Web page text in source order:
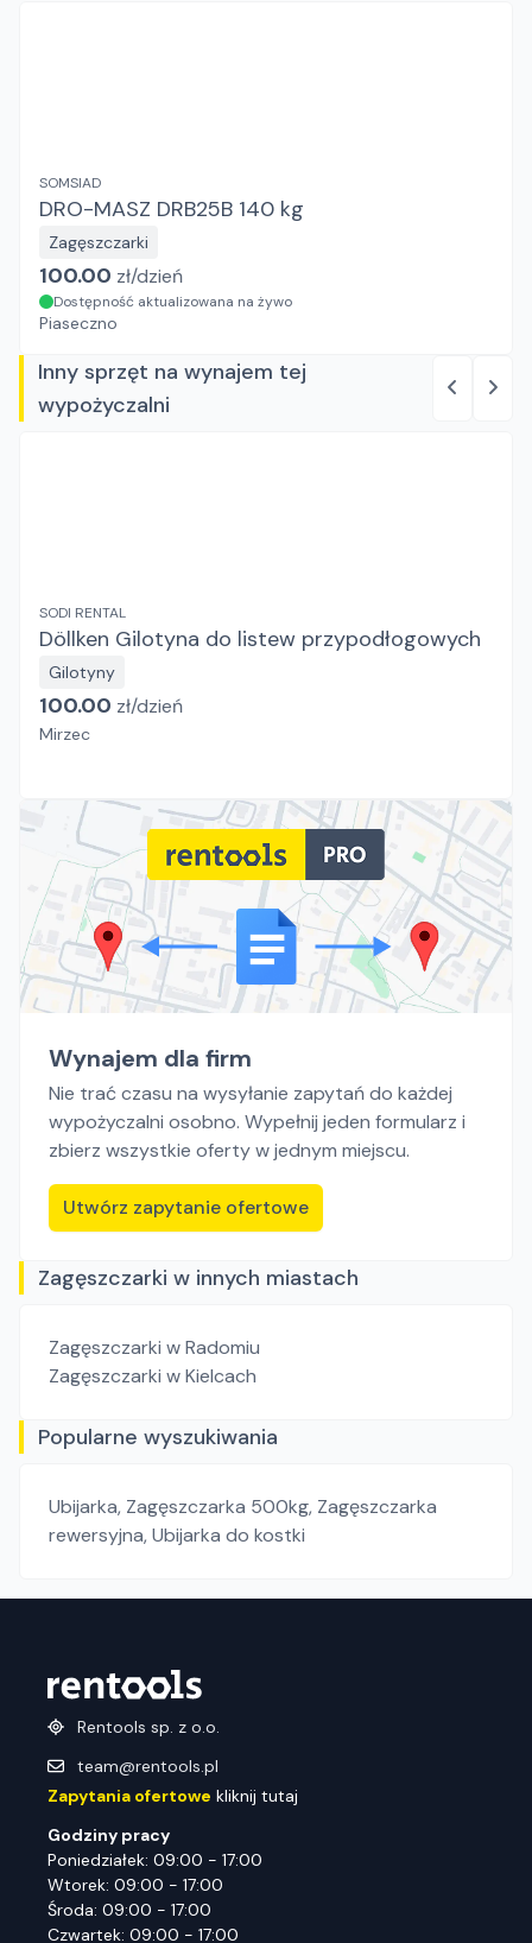
SOMSIAD
DRO-MASZ DRB25B 140 kg
Zagęszczarki
100.00 zł/dzień
Dostępność aktualizowana na żywo
Piaseczno
Inny sprzęt na wynajem tej
wypożyczalni
SODI RENTAL
Döllken Gilotyna do listew przypodłogowych
Gilotyny
100.00 zł/dzień
Mirzec
Wynajem dla firm
Nie trać czasu na wysyłanie zapytań do każdej
wypożyczalni osobno. Wypełnij jeden formularz i
zbierz wszystkie oferty w jednym miejscu.
Utwórz zapytanie ofertowe
Zagęszczarki w innych miastach
Zagęszczarki w Radomiu
Zagęszczarki w Kielcach
Popularne wyszukiwania
Ubijarka, Zagęszczarka 500kg, Zagęszczarka
rewersyjna,Ubijarka do kostki
Rentools sp. z o.o.
team@rentools.pl
Zapytania ofertowe kliknij tutaj
Godziny pracy
Poniedziałek: 09:00 - 17:00
Wtorek: 09:00 - 17:00
Środa: 09:00 - 17:00
Czwartek: 09:00 - 17:00